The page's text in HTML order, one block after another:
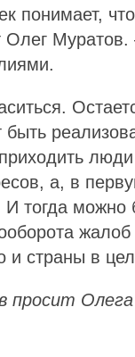
понимает,
Олег
а, в
тогда можно
жалоб
и страны в
просит